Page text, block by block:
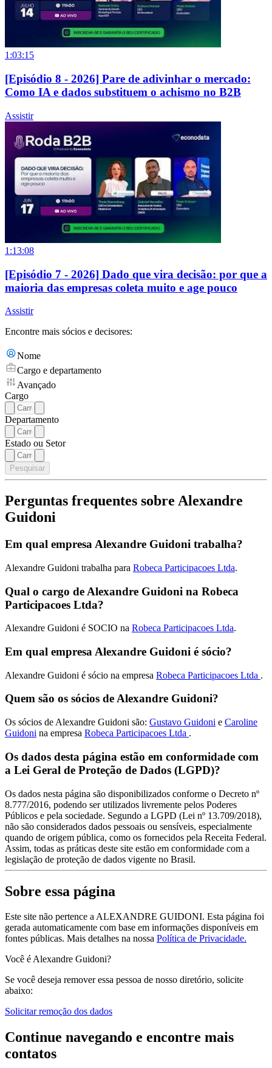
1:03:15
[Episódio 8 - 2026] Pare de adivinhar o mercado:
Como IA e dados substituem o achismo no B2B
Assistir
1:13:08
[Episódio 7 - 2026] Dado que vira decisão: por que a
maioria das empresas coleta muito e age pouco
Assistir
Encontre mais sócios e decisores:
Nome
Cargo e departamento
Avançado
Cargo
Departamento
Estado ou Setor
Pesquisar
Perguntas frequentes sobre Alexandre
Guidoni
Em qual empresa Alexandre Guidoni trabalha?
Alexandre Guidoni trabalha para Robeca Participacoes Ltda.
Qual o cargo de Alexandre Guidoni na Robeca
Participacoes Ltda?
Alexandre Guidoni é SOCIO na Robeca Participacoes Ltda.
Em qual empresa Alexandre Guidoni é sócio?
Alexandre Guidoni é sócio na empresa Robeca Participacoes Ltda .
Quem são os sócios de Alexandre Guidoni?
Os sócios de Alexandre Guidoni são: Gustavo Guidoni e Caroline
Guidoni na empresa Robeca Participacoes Ltda .
Os dados desta página estão em conformidade com
a Lei Geral de Proteção de Dados (LGPD)?
Os dados nesta página são disponibilizados conforme o Decreto nº
8.777/2016, podendo ser utilizados livremente pelos Poderes
Públicos e pela sociedade. Segundo a LGPD (Lei nº 13.709/2018),
não são considerados dados pessoais ou sensíveis, especialmente
quando de origem pública, como os fornecidos pela Receita Federal.
Assim, todas as práticas deste site estão em conformidade com a
legislação de proteção de dados vigente no Brasil.
Sobre essa página
Este site não pertence a ALEXANDRE GUIDONI. Esta página foi
gerada automaticamente com base em informações disponíveis em
fontes públicas. Mais detalhes na nossa Política de Privacidade.
Você é Alexandre Guidoni?
Se você deseja remover essa pessoa de nosso diretório, solicite
abaixo:
Solicitar remoção dos dados
Continue navegando e encontre mais
contatos